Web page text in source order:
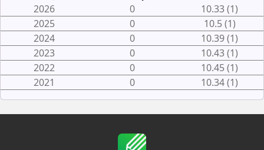
2026
0
10.33 (1)
2025
0
10.5 (1)
2024
0
10.39 (1)
2023
0
10.43 (1)
2022
0
10.45 (1)
2021
0 10.34 (1)